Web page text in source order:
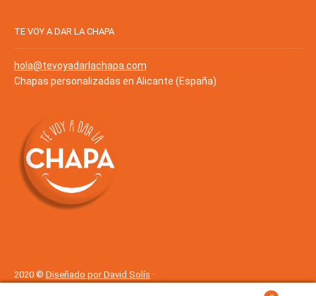
TE VOY A DAR LA CHAPA
hola@tevoyadarlachapa.com
Chapas personalizadas en Alicante (España)
2020 © Diseñado por David Solís ·